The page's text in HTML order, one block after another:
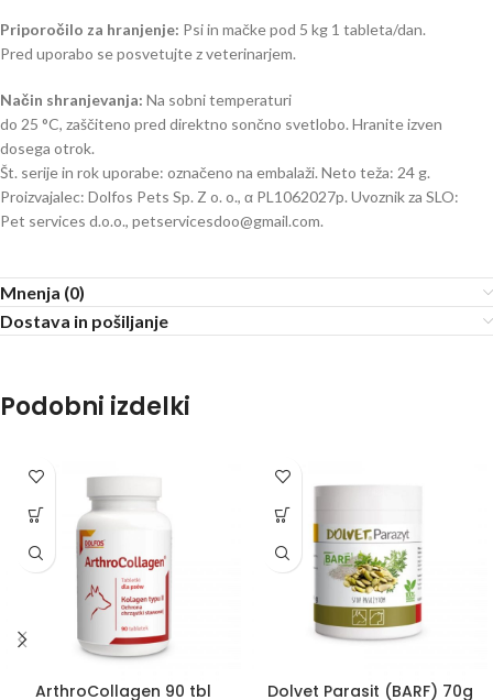
Priporočilo za hranjenje: Psi in mačke pod 5 kg 1 tableta/dan.
Pred uporabo se posvetujte z veterinarjem.
Način shranjevanja: Na sobni temperaturi
do 25 °C, zaščiteno pred direktno sončno svetlobo. Hranite izven
dosega otrok.
Št. serije in rok uporabe: označeno na embalaži. Neto teža: 24 g.
Proizvajalec: Dolfos Pets Sp. Z o. o., α PL1062027p. Uvoznik za SLO:
Pet services d.o.o., petservicesdoo@gmail.com.
Mnenja (0)
Dostava in pošiljanje
Podobni izdelki
ArthroCollagen 90 tbl Dolvet Parasit (BARF) 70g